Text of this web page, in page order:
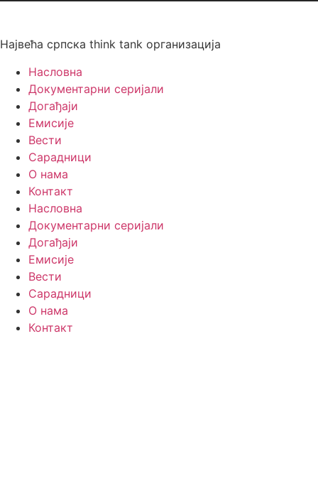
Највећа српска think tank организација
Насловна
Документарни серијали
Догађаји
Емисије
Вести
Сарадници
О нама
Контакт
Насловна
Документарни серијали
Догађаји
Емисије
Вести
Сарадници
О нама
Контакт